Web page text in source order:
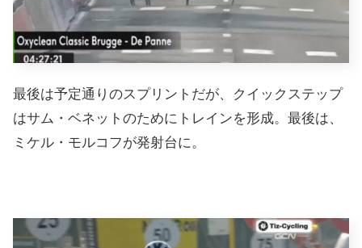
最後は予定通りのスプリントだが、クイックステップ
はサム・ベネットのためにトレインを形成。最後は、
ミケル・モルコフが発射台に。